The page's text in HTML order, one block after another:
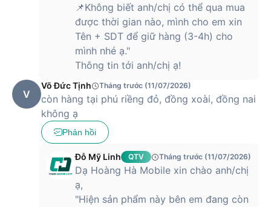
📌Không biết anh/chị có thể qua mua
được thời gian nào, mình cho em xin
Tên + SDT để giữ hàng (3-4h) cho
mình nhé ạ."
Thông tin tới anh/chị ạ!
V
Võ Đức Tịnh Tháng trước (11/07/2026)
còn hàng tại phú riềng đỏ, đồng xoài, đồng nai
không ạ
Phản hồi
Đỗ Mỹ Linh QTV Tháng trước (11/07/2026)
Dạ Hoàng Hà Mobile xin chào anh/chị
ạ,
"Hiện sản phẩm này bên em đang còn